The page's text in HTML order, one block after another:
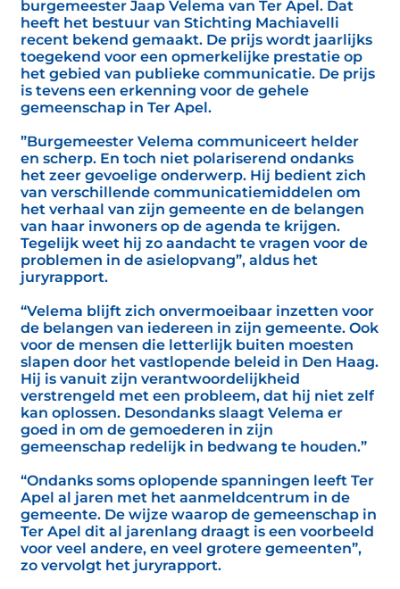
burgemeester Jaap Velema van Ter Apel. Dat
heeft het bestuur van Stichting Machiavelli
recent bekend gemaakt. De prijs wordt jaarlijks
toegekend voor een opmerkelijke prestatie op
het gebied van publieke communicatie. De prijs
is tevens een erkenning voor de gehele
gemeenschap in Ter Apel.
”Burgemeester Velema communiceert helder
en scherp. En toch niet polariserend ondanks
het zeer gevoelige onderwerp. Hij bedient zich
van verschillende communicatiemiddelen om
het verhaal van zijn gemeente en de belangen
van haar inwoners op de agenda te krijgen.
Tegelijk weet hij zo aandacht te vragen voor de
problemen in de asielopvang”, aldus het
juryrapport.
“Velema blijft zich onvermoeibaar inzetten voor
de belangen van iedereen in zijn gemeente. Ook
voor de mensen die letterlijk buiten moesten
slapen door het vastlopende beleid in Den Haag.
Hij is vanuit zijn verantwoordelijkheid
verstrengeld met een probleem, dat hij niet zelf
kan oplossen. Desondanks slaagt Velema er
goed in om de gemoederen in zijn
gemeenschap redelijk in bedwang te houden.”
“Ondanks soms oplopende spanningen leeft Ter
Apel al jaren met het aanmeldcentrum in de
gemeente. De wijze waarop de gemeenschap in
Ter Apel dit al jarenlang draagt is een voorbeeld
voor veel andere, en veel grotere gemeenten”,
zo vervolgt het juryrapport.